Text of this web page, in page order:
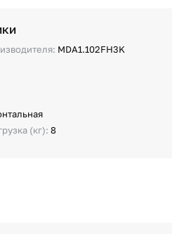
MDA1.102FH3K
(кг): 8